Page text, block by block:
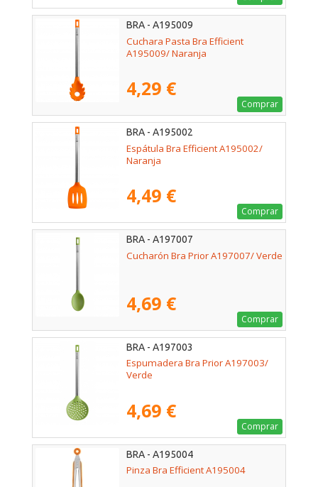
BRA - A195009
Cuchara Pasta Bra Efficient
A195009/ Naranja
4,29 €
Comprar
BRA - A195002
Espátula Bra Efficient A195002/
Naranja
4,49 €
Comprar
BRA - A197007
Cucharón Bra Prior A197007/ Verde
4,69 €
Comprar
BRA - A197003
Espumadera Bra Prior A197003/
Verde
4,69 €
Comprar
BRA - A195004
Pinza Bra Efficient A195004